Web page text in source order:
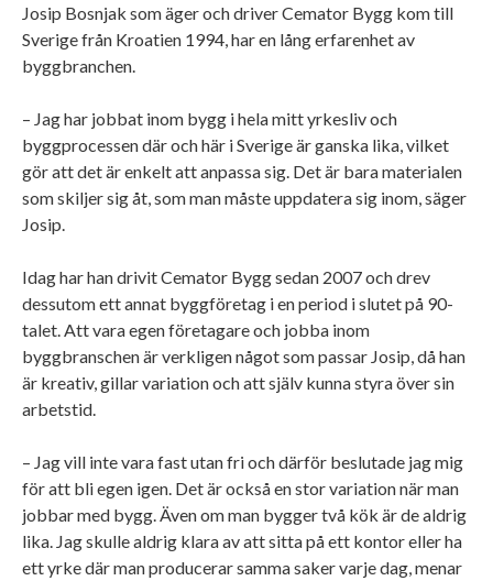
Josip Bosnjak som äger och driver Cemator Bygg kom till
Sverige från Kroatien 1994, har en lång erfarenhet av
byggbranchen.
– Jag har jobbat inom bygg i hela mitt yrkesliv och
byggprocessen där och här i Sverige är ganska lika, vilket
gör att det är enkelt att anpassa sig. Det är bara materialen
som skiljer sig åt, som man måste uppdatera sig inom, säger
Josip.
Idag har han drivit Cemator Bygg sedan 2007 och drev
dessutom ett annat byggföretag i en period i slutet på 90-
talet. Att vara egen företagare och jobba inom
byggbranschen är verkligen något som passar Josip, då han
är kreativ, gillar variation och att själv kunna styra över sin
arbetstid.
– Jag vill inte vara fast utan fri och därför beslutade jag mig
för att bli egen igen. Det är också en stor variation när man
jobbar med bygg. Även om man bygger två kök är de aldrig
lika. Jag skulle aldrig klara av att sitta på ett kontor eller ha
ett yrke där man producerar samma saker varje dag, menar